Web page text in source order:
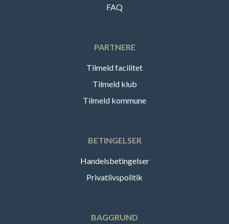
FAQ
PARTNERE
Tilmeld facilitet
Tilmeld klub
Tilmeld kommune
BETINGELSER
Handelsbetingelser
Privatlivspolitik
BAGGRUND